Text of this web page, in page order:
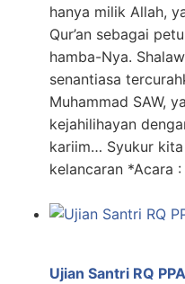
hanya milik Allah,
Qur’an sebagai
hamba-Nya.
senantiasa
Muhammad SAW,
kejahilihayan
kariim… Syukur kita
kelancaran *Acara :
Ujian Santri RQ